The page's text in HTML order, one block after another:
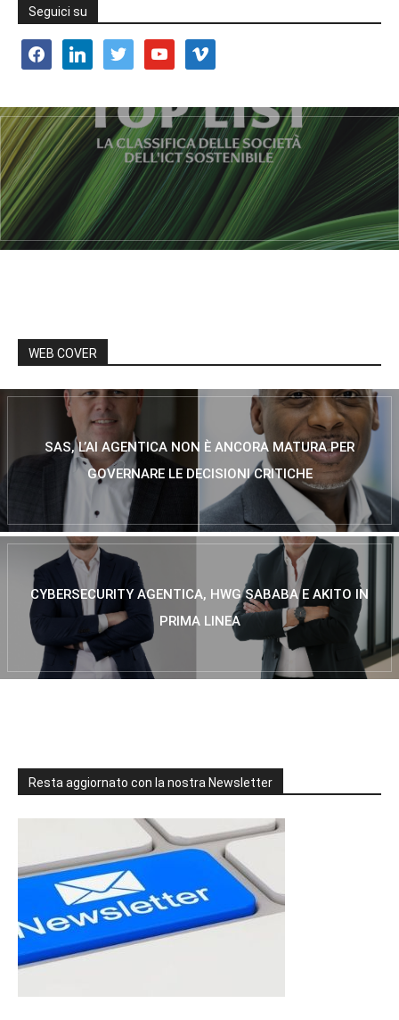
Seguici su
facebooklinkedin twitter youtube vimeo
WEB COVER
SAS, L’AI AGENTICA NON È ANCORA MATURA PER
GOVERNARE LE DECISIONI CRITICHE
CYBERSECURITY AGENTICA, HWG SABABA E AKITO IN
PRIMA LINEA
Resta aggiornato con la nostra Newsletter